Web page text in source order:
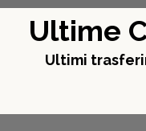
Ultime
Ultimi